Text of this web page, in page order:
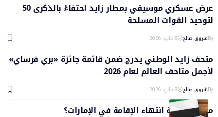
عرض عسكري موسيقي بمطار زايد احتفاءً بالذكرى 50
لتوحيد القوات المسلحة
Byشروق صالح 8 مايو، 2026
متحف زايد الوطني يدرج ضمن قائمة جائزة «بري فرساي»
لأجمل متاحف العالم لعام 2026
Byشروق صالح 8 مايو، 2026
ما هي غرامة انتهاء الإقامة في الإمارات؟